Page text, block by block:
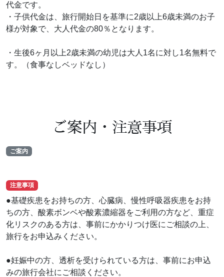
代金です。
・子供代金は、旅行開始日を基準に2歳以上6歳未満のお子
様が対象で、大人代金の80％となります。
・生後6ヶ月以上2歳未満の幼児は大人1名に対し1名無料で
す。（食事なしベッドなし）
ご案内・注意事項
ご案内
注意事項
●基礎疾患をお持ちの方、心臓病、慢性呼吸器疾患をお持
ちの方、酸素ボンベや酸素濃縮器をご利用の方など、重症
化リスクのある方は、事前にかかりつけ医にご相談の上、
旅行をお申込みください。
●妊娠中の方、透析を受けられている方は、事前にお申込
みの旅行会社にご相談ください。